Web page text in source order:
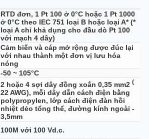
RTD đơn, 1 Pt 100 ở 0°C hoặc 1 Pt 1000
ở 0°C theo IEC 751 loại B hoặc loại A* (*
loại A chỉ khả dụng cho đầu dò Pt 100
với mạch 4 dây)
Cảm biến và cáp mở rộng được đúc lại
với nhau thành một đơn vị lưu hóa
nóng
-50 ~ 105°C
2 hoặc 4 sợi dây đồng xoắn 0,35 mm2 (
22 AWG), mỗi dây dẫn cách điện bằng
polypropylen, lớp cách điện đàn hồi
nhiệt dẻo tổng thể, đường kính ngoài -
3,5mm
100M với 100 Vd.c.